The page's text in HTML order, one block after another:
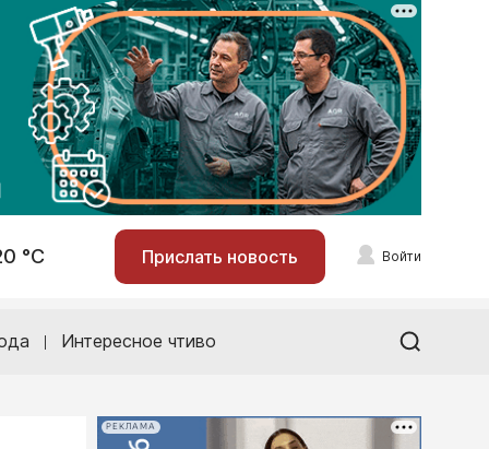
°С Прислать новость Войти
Интересное чтиво
РЕКЛАМА